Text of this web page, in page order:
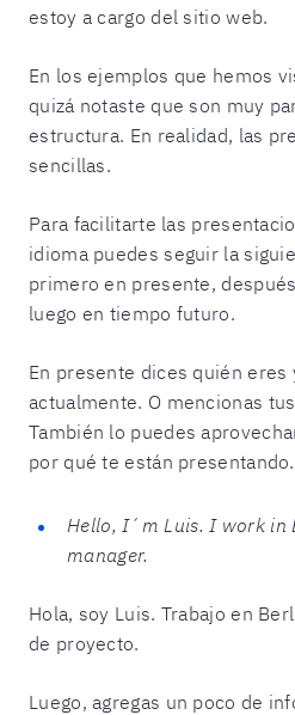
estoy a cargo del sitio web.
En los ejemplos que hemos
quizá notaste que son muy
estructura. En realidad, las
sencillas.
Para facilitarte las
idioma puedes seguir la
primero en presente,
luego en tiempo futuro.
En presente dices quién eres
actualmente. O mencionas
También lo puedes
por qué te están presentando.
Hello, I´m Luis. I work
manager.
Hola, soy Luis. Trabajo en
de proyecto.
Luego, agregas un poco de